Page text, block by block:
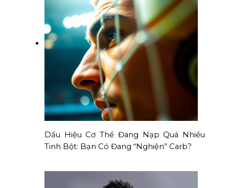
Dấu Hiệu Cơ Thể Đang Nạp Quá Nhiều
Tinh Bột: Bạn Có Đang “Nghiện” Carb?